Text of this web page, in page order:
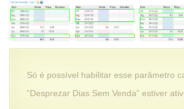
Só é possível habilitar esse parâmetro
“Desprezar Dias Sem Venda” estiver